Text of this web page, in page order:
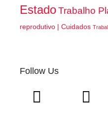
EstadoTrabalho
reprodutivo | Cuidados
Follow Us